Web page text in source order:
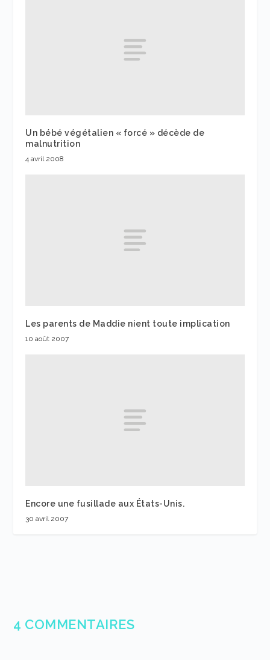
Un bébé végétalien « forcé » décède de
malnutrition
4 avril 2008
Les parents de Maddie nient toute implication
10 août 2007
Encore une fusillade aux États-Unis.
30 avril 2007
4 COMMENTAIRES